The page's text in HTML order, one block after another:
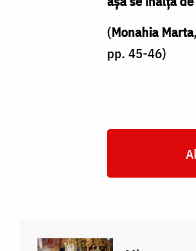
(Monahia Marta,
pp. 45-46)